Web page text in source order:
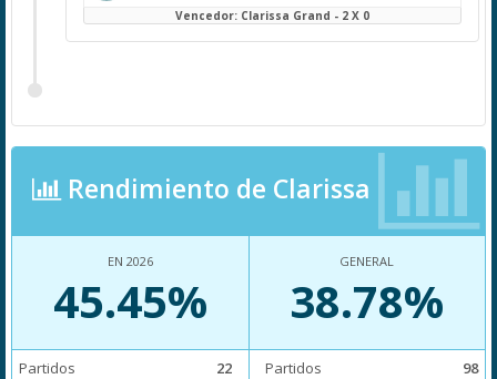
Vencedor: Clarissa Grand - 2 X 0
Rendimiento de Clarissa
EN 2026
45.45%
Partidos
22
GENERAL
38.78%
Partidos
98